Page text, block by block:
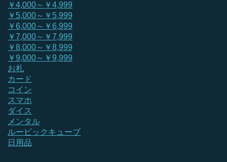
￥4,000～￥4,999
￥5,000～￥5,999
￥6,000～￥6,999
￥7,000～￥7,999
￥8,000～￥8,999
￥9,000～￥9,999
お札
カード
コイン
スマホ
ダイス
メンタル
ルービックキューブ
日用品